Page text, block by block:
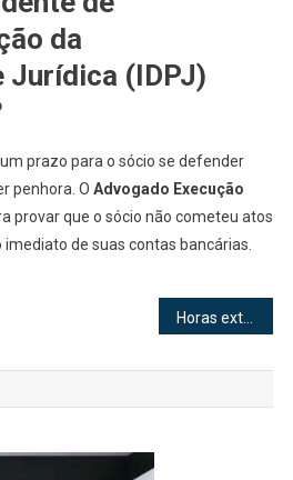
da
Jurídica (IDPJ)
prazo para o sócio se defender
penhora. O Advogado Execução
provar que o sócio não cometeu atos
de suas contas bancárias.